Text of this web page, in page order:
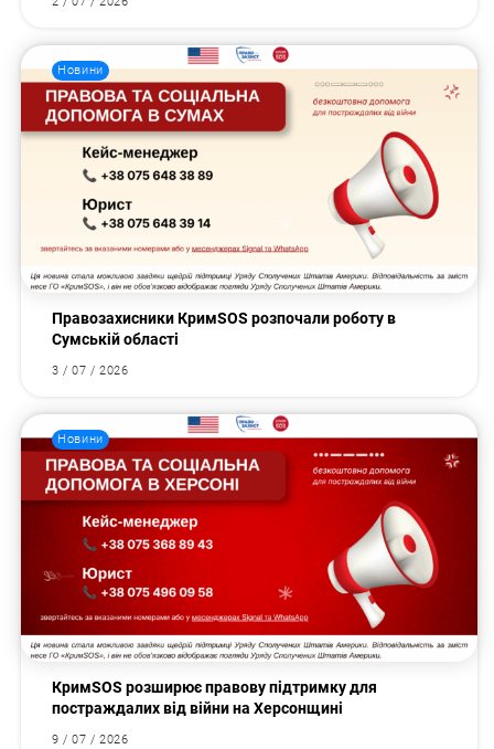
Новини
Правозахисники КримSOS розпочали роботу в
Сумській області
3 / 07 / 2026
Новини
КримSOS розширює правову підтримку для
постраждалих від війни на Херсонщині
9 / 07 / 2026